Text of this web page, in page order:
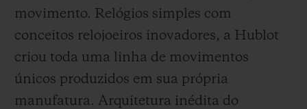
movimento. Relógios simples com
conceitos relojoeiros inovadores, a Hublot
criou toda uma linha de movimentos
únicos produzidos em sua própria
manufatura. Arquitetura inédita do